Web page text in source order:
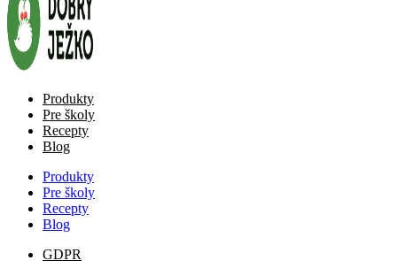
Produkty
Pre školy
Recepty
Blog
Produkty
Pre školy
Recepty
Blog
GDPR